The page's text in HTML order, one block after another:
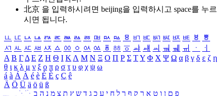
北京 을 입력하시려면 beijing을 입력하시고 space를 누르
시면 됩니다.
ㅥ ㅦ ㅧ ㅨ ㅩ ㅪ ㅫ ㅬ ㅭ ㅮ ㅯ ㅰ ㅱ ㅲ ㅳ ㅴ ㅵ ㅶ ㅷ ㅸ
ㅹ
ㅺ ㅻ ㅼ ㅽ ㅾ ㅿ ㆀ ㆁ ㆂ ㆃ ㆄ ㆅ ㆆ ㆇ ㆈ ㆉ ㆊ ㆋ ㆌ ㆍ
ㆎ
Α Β ΓΔ Ε Ζ Η Θ Ι ΚΛ Μ Ν Ξ Ο Π Ρ Σ ΤΥ Φ Χ Ψ Ω α β γ δ ε ζ η
θ ι κ λ μ ν ξ ο π ρ σ τ υ φ χ ψ ω
á à Á À é è É È ç Ç ê
Ä Ö Ü ä ö ü ß
ִֶֹ ֻּ ׁׂ פ ם ן ו ט א ר ק ף ך ל ח י ע כ ג ד ש ץ ת צ מ נ ה ב